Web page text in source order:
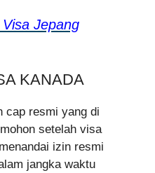
Jepang
KANADA
cap resmi yang di
setelah visa
izin resmi
jangka waktu